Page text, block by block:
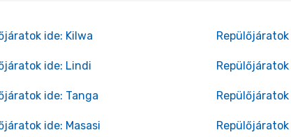
ide: Kilwa Repülőjáratok
ide: Lindi
ide: Tanga Repülőjáratok
ide: Masasi